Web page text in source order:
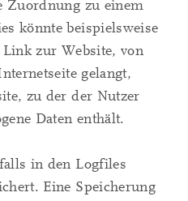
Zuordnung zu einem
könnte beispielsweise
zur Website, von
gelangt,
zu der der Nutzer
Daten enthält.
in den Logfiles
Eine Speicherung